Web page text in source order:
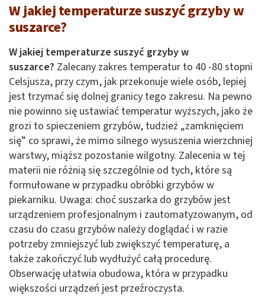
W jakiej temperaturze suszyć grzyby w
suszarce?
W jakiej temperaturze suszyć grzyby w
suszarce? Zalecany zakres temperatur to 40 -80 stopni
Celsjusza, przy czym, jak przekonuje wiele osób, lepiej
jest trzymać się dolnej granicy tego zakresu. Na pewno
nie powinno się ustawiać temperatur wyższych, jako że
grozi to spieczeniem grzybów, tudzież „zamknięciem
się” co sprawi, że mimo silnego wysuszenia wierzchniej
warstwy, miąższ pozostanie wilgotny. Zalecenia w tej
materii nie różnią się szczególnie od tych, które są
formułowane w przypadku obróbki grzybów w
piekarniku. Uwaga: choć suszarka do grzybów jest
urządzeniem profesjonalnym i zautomatyzowanym, od
czasu do czasu grzybów należy doglądać i w razie
potrzeby zmniejszyć lub zwiększyć temperaturę, a
także zakończyć lub wydłużyć całą procedurę.
Obserwację ułatwia obudowa, która w przypadku
większości urządzeń jest przeźroczysta.